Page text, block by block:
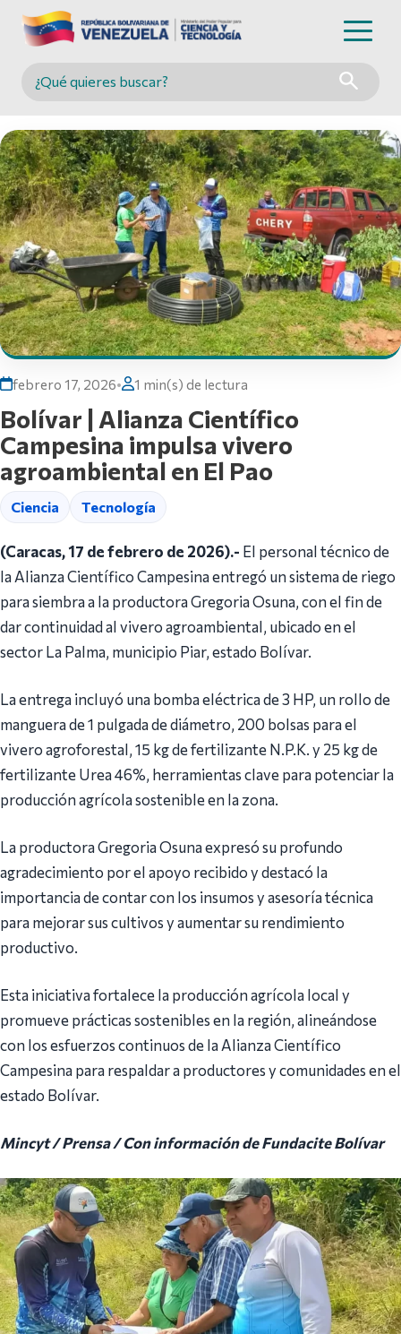
Buscar en MINCYT
febrero 17, 2026• 1 min(s) de lectura
Bolívar | Alianza Científico
Campesina impulsa vivero
agroambiental en El Pao
Ciencia Tecnología
(Caracas, 17 de febrero de 2026).- El personal técnico de
la Alianza Científico Campesina entregó un sistema de riego
para siembra a la productora Gregoria Osuna, con el fin de
dar continuidad al vivero agroambiental, ubicado en el
sector La Palma, municipio Piar, estado Bolívar.
La entrega incluyó una bomba eléctrica de 3 HP, un rollo de
manguera de 1 pulgada de diámetro, 200 bolsas para el
vivero agroforestal, 15 kg de fertilizante N.P.K. y 25 kg de
fertilizante Urea 46%, herramientas clave para potenciar la
producción agrícola sostenible en la zona.
La productora Gregoria Osuna expresó su profundo
agradecimiento por el apoyo recibido y destacó la
importancia de contar con los insumos y asesoría técnica
para mejorar sus cultivos y aumentar su rendimiento
productivo.
Esta iniciativa fortalece la producción agrícola local y
promueve prácticas sostenibles en la región, alineándose
con los esfuerzos continuos de la Alianza Científico
Campesina para respaldar a productores y comunidades en el
estado Bolívar.
Mincyt / Prensa / Con información de Fundacite Bolívar